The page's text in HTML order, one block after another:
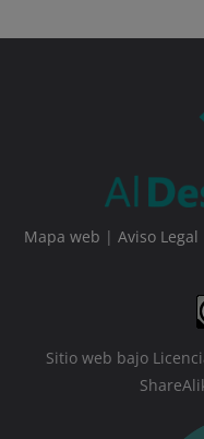
Mapa web | Aviso Legal
Sitio web bajo